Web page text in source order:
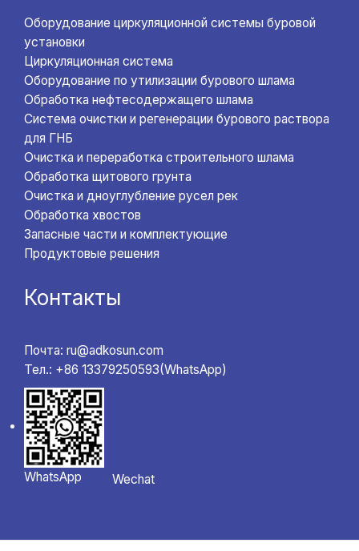
Оборудование циркуляционной системы буровой
установки
Циркуляционная система
Оборудование по утилизации бурового шлама
Обработка нефтесодержащего шлама
Система очистки и регенерации бурового раствора
для ГНБ
Очистка и переработка строительного шлама
Обработка щитового грунта
Очистка и дноуглубление русел рек
Обработка хвостов
Запасные части и комплектующие
Продуктовые решения
Контакты
Почта: ru@adkosun.com
Тел.: +86 13379250593(WhatsApp)
WhatsApp Wechat